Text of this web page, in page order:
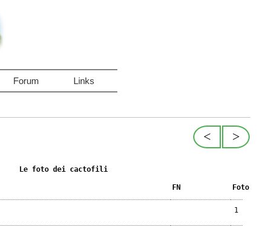
Forum Links
>
<
Le foto dei cactofili
FN Foto
1